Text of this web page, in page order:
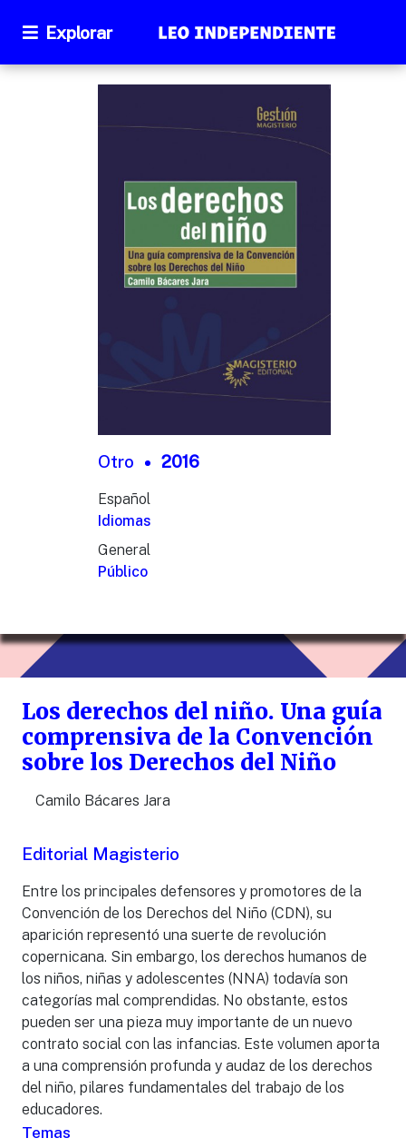
Explorar
Otro 2016
Español
Idiomas
General
Público
Los derechos del niño. Una guía
comprensiva de la Convención
sobre los Derechos del Niño
Camilo Bácares Jara
Editorial Magisterio
Entre los principales defensores y promotores de la
Convención de los Derechos del Niño (CDN), su
aparición representó una suerte de revolución
copernicana. Sin embargo, los derechos humanos de
los niños, niñas y adolescentes (NNA) todavía son
categorías mal comprendidas. No obstante, estos
pueden ser una pieza muy importante de un nuevo
contrato social con las infancias. Este volumen aporta
a una comprensión profunda y audaz de los derechos
del niño, pilares fundamentales del trabajo de los
educadores.
Temas